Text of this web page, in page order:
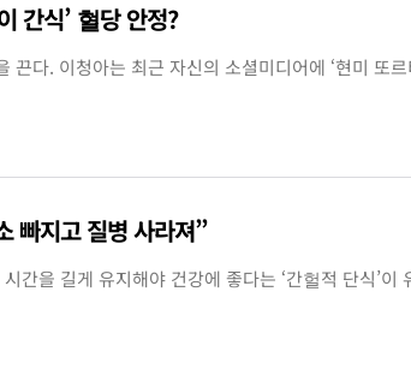
간식’ 혈당 안정?
다. 이청아는 최근 자신의 소셜미디어에 ‘현미 또
빠지고 질병 사라져”
간을 길게 유지해야 건강에 좋다는 ‘간헐적 단식’